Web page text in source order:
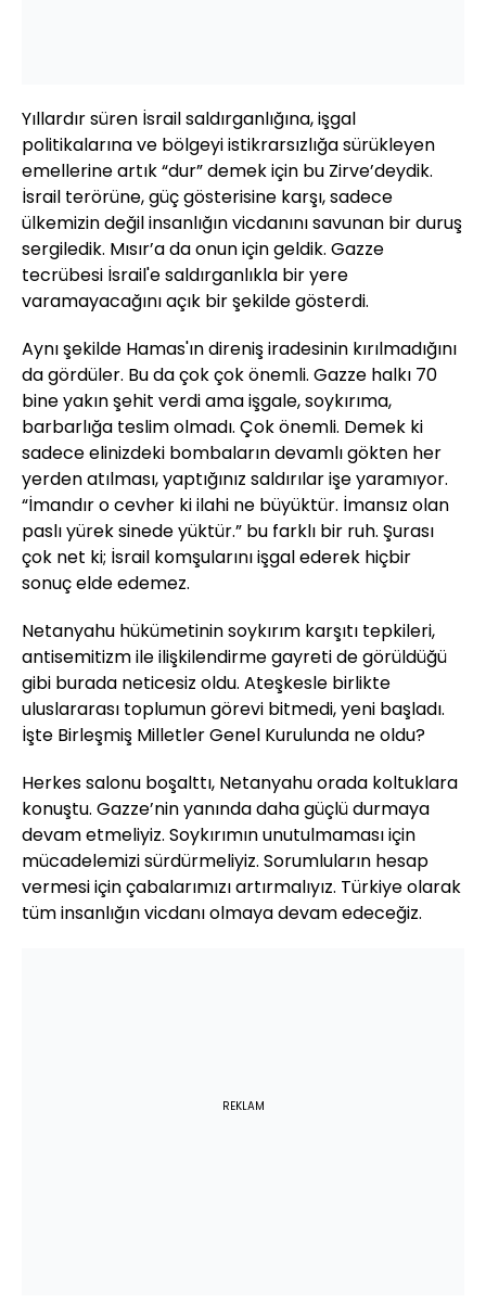
Yıllardır süren İsrail saldırganlığına, işgal
politikalarına ve bölgeyi istikrarsızlığa sürükleyen
emellerine artık “dur” demek için bu Zirve’deydik.
İsrail terörüne, güç gösterisine karşı, sadece
ülkemizin değil insanlığın vicdanını savunan bir duruş
sergiledik. Mısır’a da onun için geldik. Gazze
tecrübesi İsrail'e saldırganlıkla bir yere
varamayacağını açık bir şekilde gösterdi.
Aynı şekilde Hamas'ın direniş iradesinin kırılmadığını
da gördüler. Bu da çok çok önemli. Gazze halkı 70
bine yakın şehit verdi ama işgale, soykırıma,
barbarlığa teslim olmadı. Çok önemli. Demek ki
sadece elinizdeki bombaların devamlı gökten her
yerden atılması, yaptığınız saldırılar işe yaramıyor.
“İmandır o cevher ki ilahi ne büyüktür. İmansız olan
paslı yürek sinede yüktür.” bu farklı bir ruh. Şurası
çok net ki; İsrail komşularını işgal ederek hiçbir
sonuç elde edemez.
Netanyahu hükümetinin soykırım karşıtı tepkileri,
antisemitizm ile ilişkilendirme gayreti de görüldüğü
gibi burada neticesiz oldu. Ateşkesle birlikte
uluslararası toplumun görevi bitmedi, yeni başladı.
İşte Birleşmiş Milletler Genel Kurulunda ne oldu?
Herkes salonu boşalttı, Netanyahu orada koltuklara
konuştu. Gazze’nin yanında daha güçlü durmaya
devam etmeliyiz. Soykırımın unutulmaması için
mücadelemizi sürdürmeliyiz. Sorumluların hesap
vermesi için çabalarımızı artırmalıyız. Türkiye olarak
tüm insanlığın vicdanı olmaya devam edeceğiz.
REKLAM